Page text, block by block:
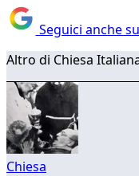
Seguici anche
Altro di Chiesa
Chiesa